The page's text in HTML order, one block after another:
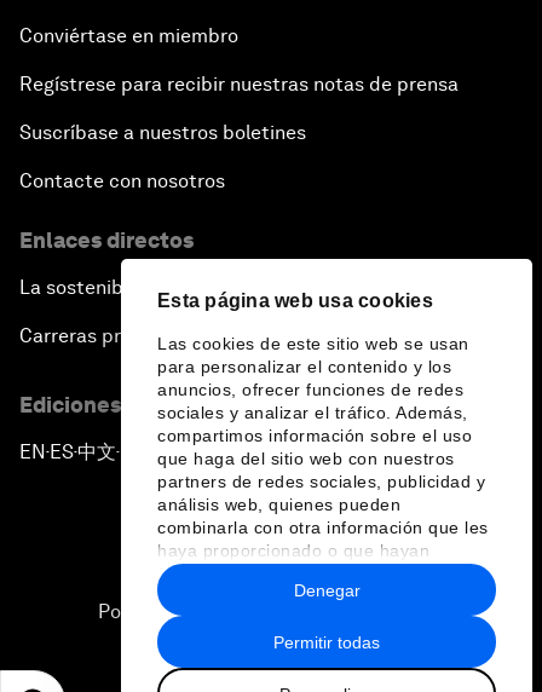
Esta página web usa cookies
Las cookies de este sitio web se usan
para personalizar el contenido y los
anuncios, ofrecer funciones de redes
sociales y analizar el tráfico. Además,
compartimos información sobre el uso
que haga del sitio web con nuestros
partners de redes sociales, publicidad y
análisis web, quienes pueden
combinarla con otra información que les
haya proporcionado o que hayan
recopilado a partir del uso que haya
hecho de sus servicios.
Permitir todas
Denegar
Conviértase en miembro
Regístrese para recibir nuestras notas de prensa
Suscríbase a nuestros boletines
Contacte con nosotros
Enlaces directos
La sostenibilidad en el Foro
Carreras profesionales
Ediciones en otros idiomas
EN ▪ES▪中文▪ 日本語
Política de privacidad y normas de uso
Sitemap